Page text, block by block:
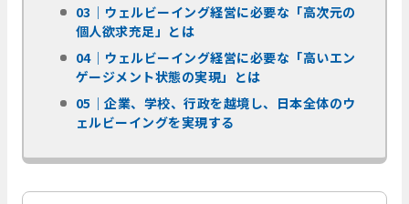
03｜ウェルビーイング経営に必要な「高次元の
個人欲求充足」とは
04｜ウェルビーイング経営に必要な「高いエン
ゲージメント状態の実現」とは
05｜​​​企業、学校、行政を越境し、​​日本全体のウ
ェルビーイングを実現する